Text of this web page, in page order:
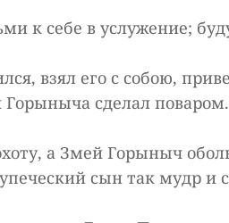
к себе в услужение;
взял его с собою,
сделал поваром.
а Змей Горыныч
сын так мудр и